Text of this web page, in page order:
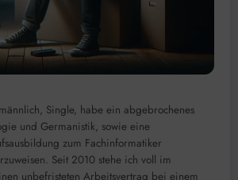
Single, habe ein abgebrochenes
und Germanistik, sowie eine
zum Fachinformatiker
Seit 2010 stehe ich voll im
unbefristeten Arbeitsvertrag bei einem